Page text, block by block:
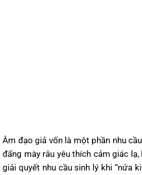
Âm đạo giả vốn là một phần nhu
đấng mày râu yêu thích cảm giác
giải quyết nhu cầu sinh lý khi “nửa